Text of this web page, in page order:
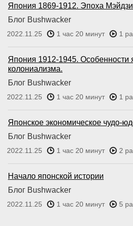
Япония 1869-1912. Эпоха
Блог Bushwacker
2022.11.25 1 час 20 минут 1
Япония 1912-1945. Особенности
колониализма.
Блог Bushwacker
2022.11.25 1 час 20 минут 1
Японское экономическое чудо-
Блог Bushwacker
2022.11.25 1 час 20 минут 2
Начало японской истории
Блог Bushwacker
2022.11.25 1 час 20 минут 5